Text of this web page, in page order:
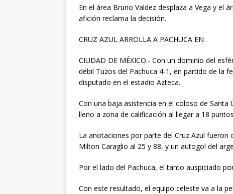
En el área Bruno Valdez desplaza a Vega y el
afición reclama la decisión.
CRUZ AZUL ARROLLA A PACHUCA EN
CIUDAD DE MÉXICO.- Con un dominio del
débil Tuzos del Pachuca 4-1, en partido de la
disputado en el estadio Azteca.
Con una baja asistencia en el coloso de
lleno a zona de calificación al llegar a 18
La anotaciones por parte del Cruz Azul
Milton Caraglio al 25 y 88, y un autogol del
Por el lado del Pachuca, el tanto auspiciado
Con este resultado, el equipo celeste va a la